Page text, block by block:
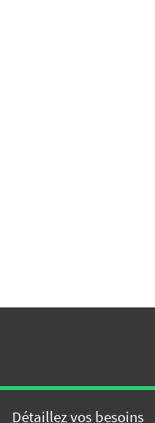
Détaillez vos besoins